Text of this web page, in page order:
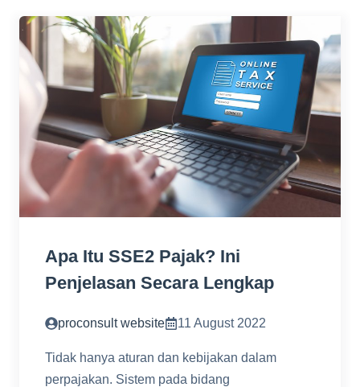
Apa Itu SSE2 Pajak? Ini
Penjelasan Secara Lengkap
proconsult website 11 August 2022
Tidak hanya aturan dan kebijakan dalam
perpajakan. Sistem pada bidang